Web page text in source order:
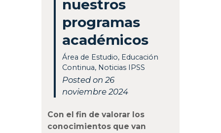
nuestros
programas
académicos
Área de Estudio, Educación
Continua, Noticias IPSS
Posted on 26
noviembre 2024
Con el fin de valorar los
conocimientos que van